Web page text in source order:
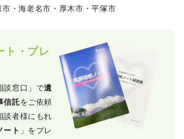
市・海老名市・厚木市・平塚市
ト・プレ
談窓口」で遺
信託をご依頼
談者様にもれ
ート 」をプレ